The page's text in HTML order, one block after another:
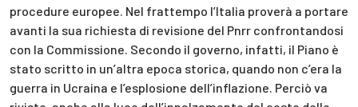
procedure europee. Nel frattempo l’Italia proverà a portare
avanti la sua richiesta di revisione del Pnrr confrontandosi
con la Commissione. Secondo il governo, infatti, il Piano è
stato scritto in un’altra epoca storica, quando non c’era la
guerra in Ucraina e l’esplosione dell’inflazione. Perciò va